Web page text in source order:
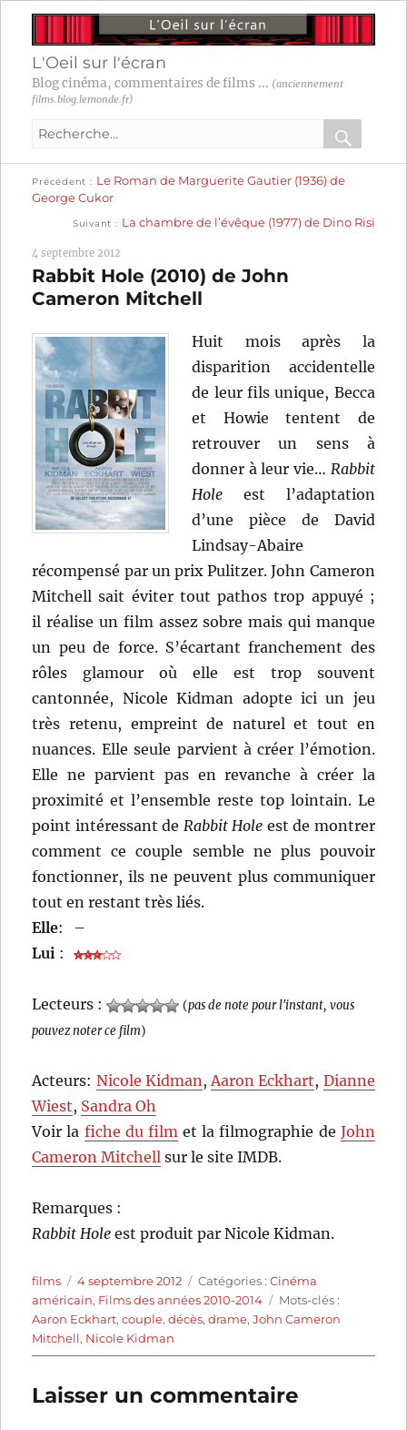
L'Oeil sur l'écran
Blog cinéma, commentaires de films ... (anciennement
films.blog.lemonde.fr)
Recherche
:
OK
Navigation
l’article
Précédent
précédente :
Le Roman de Marguerite Gautier (1936) de
George Cukor
Suivant
suivante :
La chambre de l’évêque (1977) de Dino Risi
4 septembre 2012
Rabbit Hole (2010) de John
Cameron Mitchell
Huit mois après la
disparition accidentelle
de leur fils unique, Becca
et Howie tentent de
retrouver un sens à
donner à leur vie… Rabbit
Hole est l’adaptation
d’une pièce de David
Lindsay-Abaire
récompensé par un prix Pulitzer. John Cameron
Mitchell sait éviter tout pathos trop appuyé ;
il réalise un film assez sobre mais qui manque
un peu de force. S’écartant franchement des
rôles glamour où elle est trop souvent
cantonnée, Nicole Kidman adopte ici un jeu
très retenu, empreint de naturel et tout en
nuances. Elle seule parvient à créer l’émotion.
Elle ne parvient pas en revanche à créer la
proximité et l’ensemble reste top lointain. Le
point intéressant de Rabbit Hole est de montrer
comment ce couple semble ne plus pouvoir
fonctionner, ils ne peuvent plus communiquer
tout en restant très liés.
Elle:
–
Lui :
Lecteurs : (pas de note pour l'instant, vous
pouvez noter ce film)
Acteurs: Nicole Kidman,Aaron Eckhart, Dianne
Wiest, Sandra Oh
Voir la fiche du filmet la filmographie de John
Cameron Mitchell sur le site IMDB.
Remarques :
Rabbit Hole est produit par Nicole Kidman.
Auteur
films
Publié
le
4 septembre 2012 Catégories
Catégories :Cinéma
américain, Films des années 2010-2014 Étiquettes
Mots-clés :
Aaron Eckhart,couple,décès,drame,John Cameron
Mitchell, Nicole Kidman
Laisser un commentaire